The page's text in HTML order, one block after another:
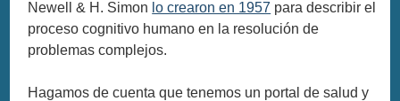
Newell & H. Simon lo crearon en 1957 para describir el
proceso cognitivo humano en la resolución de
problemas complejos.
Hagamos de cuenta que tenemos un portal de salud y